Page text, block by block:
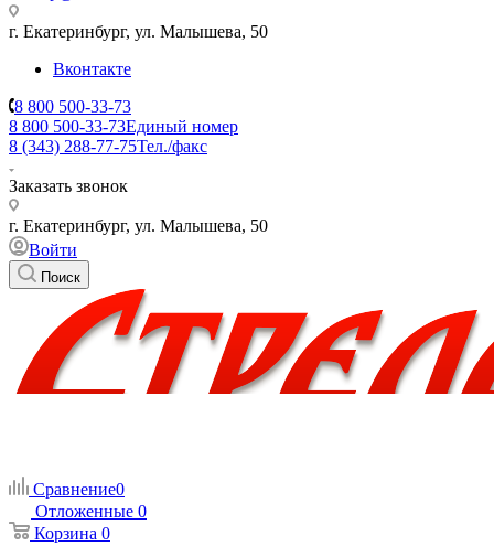
г. Екатеринбург, ул. Малышева, 50
Вконтакте
8 800 500-33-73
8 800 500-33-73Единый номер
8 (343) 288-77-75Тел./факс
Заказать звонок
г. Екатеринбург, ул. Малышева, 50
Войти
Поиск
Сравнение0
Отложенные 0
Корзина 0